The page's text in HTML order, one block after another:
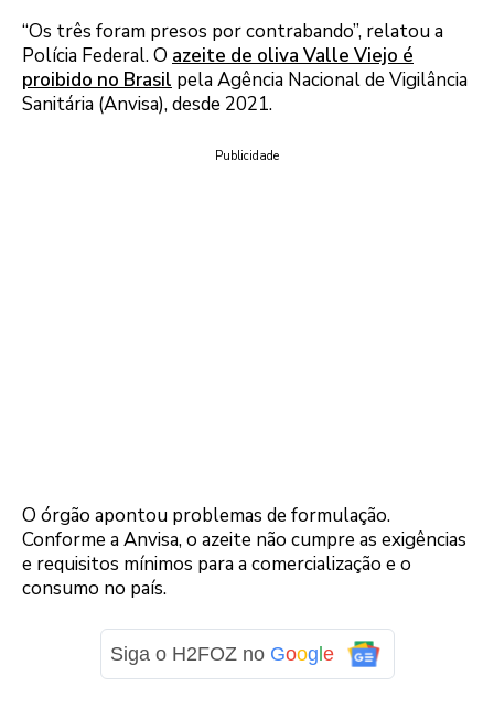
“Os três foram presos por contrabando”, relatou a
Polícia Federal. O azeite de oliva Valle Viejo é
proibido no Brasil pela Agência Nacional de Vigilância
Sanitária (Anvisa), desde 2021.
Publicidade
O órgão apontou problemas de formulação.
Conforme a Anvisa, o azeite não cumpre as exigências
e requisitos mínimos para a comercialização e o
consumo no país.
Siga o H2FOZ no Goog e